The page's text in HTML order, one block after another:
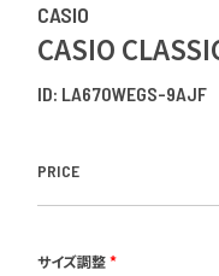
CASIO
CASIO
ID: LA670WEGS-9AJF
PRICE
サイズ調整*